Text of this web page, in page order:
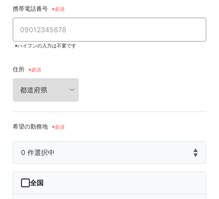
携帯電話番号
※ハイフンの入力は不要です
住所
希望の勤務地
0 件選択中
▲
▼
全国